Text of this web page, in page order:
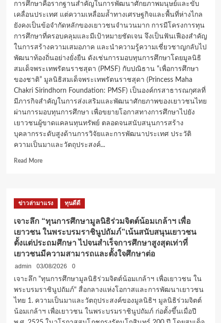
พัฒนา
ระดับ
โลก
การศึกษาคือรากฐานสำคัญในการพัฒนาศักยภาพมนุษย์และขับ
เคลื่อนประเทศ แต่ความเหลื่อมล้ำทางเศรษฐกิจและพื้นที่ห่างไกล
ยังคงเป็นข้อจำกัดหลักของเยาวชนจำนวนมาก การมีโครงการทุน
การศึกษาที่ครอบคลุมและมีเป้าหมายชัดเจน จึงเป็นฟันเฟืองสำคัญ
ในการสร้างความเสมอภาค และนำความรู้ความเชี่ยวชาญกลับไป
พัฒนาท้องถิ่นอย่างยั่งยืน ดังเช่นการมอบทุนการศึกษาโดยมูลนิธิ
สมเด็จพระเทพรัตนราชสุดา (PMSF) กับปณิธาน “เพื่อการศึกษา
ของชาติ” มูลนิธิสมเด็จพระเทพรัตนราชสุดา (Princess Maha
Chakri Sirindhorn Foundation: PMSF) เป็นองค์กรสาธารณกุศลที่
มีภารกิจสำคัญในการส่งเสริมและพัฒนาศักยภาพของเยาวชนไทย
ผ่านการมอบทุนการศึกษา เพื่อขยายโอกาสทางการศึกษาไปยัง
เยาวชนผู้ขาดแคลนทุนทรัพย์ ตลอดจนสนับสนุนการสร้าง
บุคลากรระดับสูงด้านการวิจัยและการพัฒนาประเทศ ประวัติ
ความเป็นมาและวัตถุประสงค์...
Read MoreRead
พระ
รัตน
ราช
สุดา
(PMSF)
การ
ศึกษา
ให้
คน
ไทย
ข่าวล่ามาแรง ทุนดีดี
เจาะลึก “ทุนการศึกษามูลนิธิร่วมจิตต์น้อมเกล้าฯ เพื่อ
เยาวชน ในพระบรมราชินูปถัมภ์”เน้นสนับสนุนเยาวชน
ตั้งแต่ประถมศึกษา ไปจนสำเร็จการศึกษาสูงสุดเท่าที่
เยาวชนมีความสามารถและตั้งใจศึกษาต่อ
admin 03/08/2026
0
เจาะลึก "ทุนการศึกษามูลนิธิร่วมจิตต์น้อมเกล้าฯ เพื่อเยาวชน ใน
พระบรมราชินูปถัมภ์" สื่อกลางแห่งโอกาสและการพัฒนาเยาวชน
ไทย 1. ความเป็นมาและวัตถุประสงค์ของมูลนิธิฯ มูลนิธิร่วมจิตต์
น้อมเกล้าฯ เพื่อเยาวชน ในพระบรมราชินูปถัมภ์ ก่อตั้งขึ้นเมื่อปี